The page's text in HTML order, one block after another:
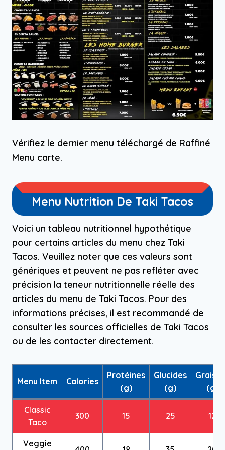
Vérifiez le dernier menu téléchargé de Raffiné
Menu carte.
Menu Nutrition De Taki Tacos
Voici un tableau nutritionnel hypothétique
pour certains articles du menu chez Taki
Tacos. Veuillez noter que ces valeurs sont
génériques et peuvent ne pas refléter avec
précision la teneur nutritionnelle réelle des
articles du menu de Taki Tacos. Pour des
informations précises, il est recommandé de
consulter les sources officielles de Taki Tacos
ou de les contacter directement.
Menu Item Calories
Protéines
(g)
Glucides
(g)
(g)
Classic
Taco
300 15 25 12
Veggie